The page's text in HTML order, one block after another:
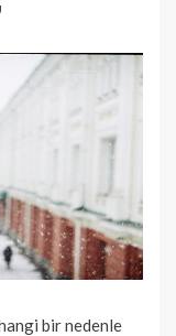
bir nedenle